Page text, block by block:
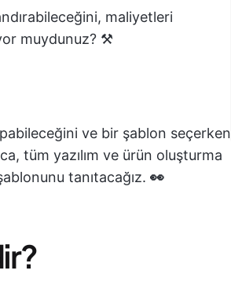
maliyetleri
muydunuz? ⚒️
ve bir şablon seçerken
tüm yazılım ve ürün oluşturma
tanıtacağız. 👀